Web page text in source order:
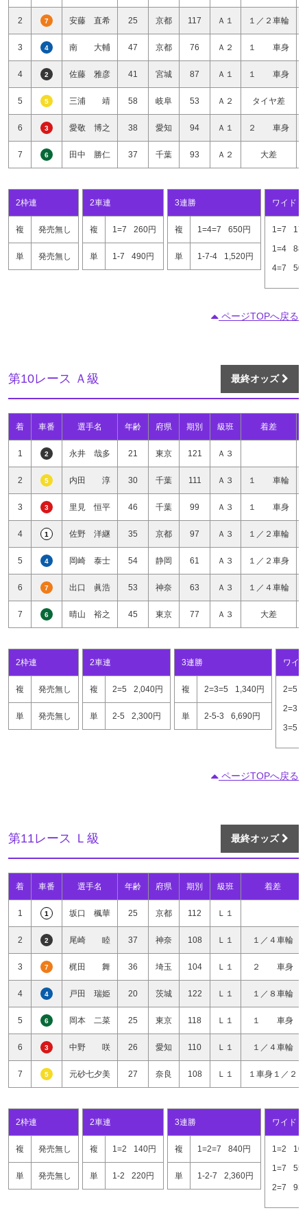
2 7 安藤 直希 25 京都 117 Ａ１ １／２車輪
3 4 南 大輔 47 京都 76 Ａ２ １ 車身
4 2 佐藤 雅彦 41 宮城 87 Ａ１ １ 車身
5 5 三浦 靖 58 岐阜 53 Ａ２ タイヤ差
6 3 愛敬 博之 38 愛知 94 Ａ１ ２ 車身
7 6 田中 勝仁 37 千葉 93 Ａ２ 大差
2枠連
複 発売無し
単 発売無し
2車連
複 1=7 260円
単 1-7 490円
3連勝
複 1=4=7 650円
単 1-7-4 1,520円
ワイド
1=7
1=4
4=7
ページTOPへ戻る
第10レース Ａ級 最終オッズ
着 車番 選手名 年齢 府県 期別 級班 着差
1 2 永井 哉多 21 東京 121 Ａ３
2 5 内田 淳 30 千葉 111 Ａ３ １ 車輪
3 3 里見 恒平 46 千葉 99 Ａ３ １ 車身
4 1 佐野 洋継 35 京都 97 Ａ３ １／２車輪
5 4 岡崎 泰士 54 静岡 61 Ａ３ １／２車身
6 7 出口 眞浩 53 神奈 63 Ａ３ １／４車輪
7 6 晴山 裕之 45 東京 77 Ａ３ 大差
2枠連
複 発売無し
単 発売無し
2車連
複 2=5 2,040円
単 2-5 2,300円
3連勝
複 2=3=5 1,340円
単 2-5-3 6,690円
ワイド
2=5
2=3
3=5
ページTOPへ戻る
第11レース Ｌ級 最終オッズ
着 車番 選手名 年齢 府県 期別 級班 着差
1 1 坂口 楓華 25 京都 112 Ｌ１
2 2 尾崎 睦 37 神奈 108 Ｌ１ １／４車輪
3 7 梶田 舞 36 埼玉 104 Ｌ１ ２ 車身
4 4 戸田 瑞姫 20 茨城 122 Ｌ１ １／８車輪
5 6 岡本 二菜 25 東京 118 Ｌ１ １ 車身
6 3 中野 咲 26 愛知 110 Ｌ１ １／４車輪
7 5 元砂七夕美 27 奈良 108 Ｌ１ １車身１／２
2枠連
複 発売無し
単 発売無し
2車連
複 1=2 140円
単 1-2 220円
3連勝
複 1=2=7 840円
単 1-2-7 2,360円
ワイド
1=2
1=7
2=7